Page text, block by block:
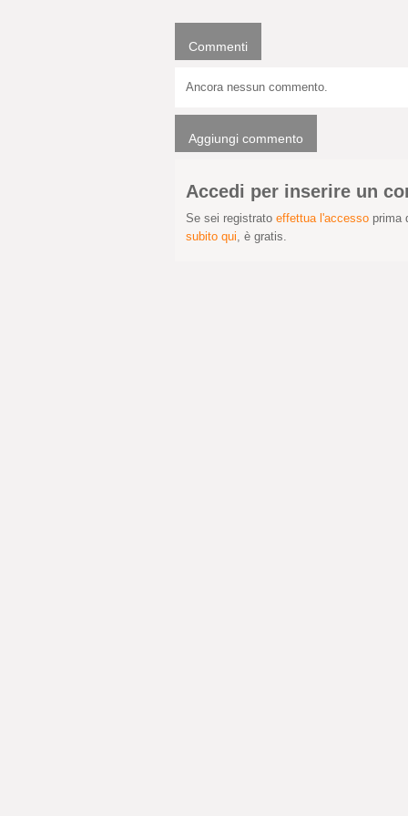
Commenti
Ancora nessun commento.
Aggiungi commento
Accedi per inserire un
Se sei registrato effettua l'accesso prima
subito qui , è gratis.